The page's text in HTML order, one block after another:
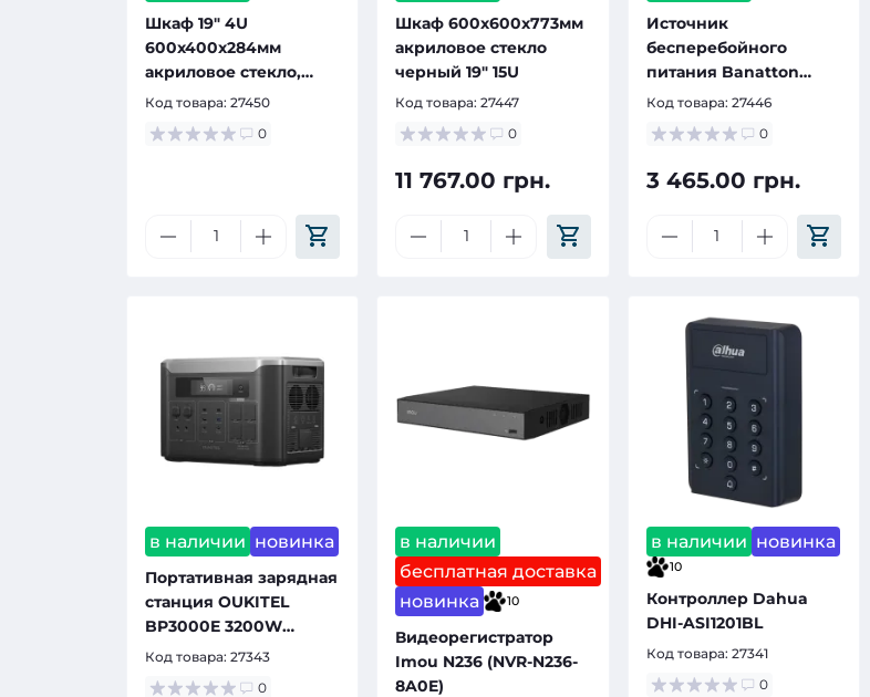
Шкаф 19" 4U
600x400x284мм
акриловое стекло,
серый
Код товара: 27450
0
Шкаф 600x600x773мм
акриловое стекло
черный 19" 15U
Код товара:27447
0
11 767.00 грн.
Источник
бесперебойного
питания Banatton
DCP-045W
Код товара: 27446
0
3 465.00 грн.
в наличии новинка
Портативная зарядная
станция OUKITEL
BP3000E 3200W
2048Wh
Код товара: 27343
0
в наличии
бесплатная доставка
новинка
10
Видеорегистратор
Imou N236 (NVR-N236-
8A0E)
в наличии новинка
10
Контроллер Dahua
DHI-ASI1201BL
Код товара: 27341
0